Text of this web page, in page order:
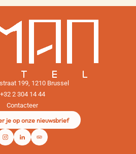
199, 1210 Brussel
+32 2 304 14 44
Contacteer
je op onze nieuwsbrief